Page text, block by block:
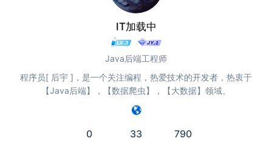
IT加载中
Java后端工程师
程序员[ 后宇 ]，是一个关注编程，热爱技术的开发者，热衷于
【Java后端】，【数据爬虫】，【大数据】领域。
0 33 790